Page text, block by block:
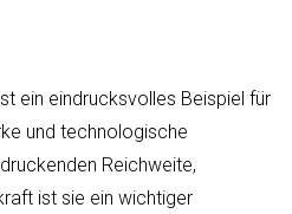
ein eindrucksvolles Beispiel für
und technologische
Reichweite,
ist sie ein wichtiger